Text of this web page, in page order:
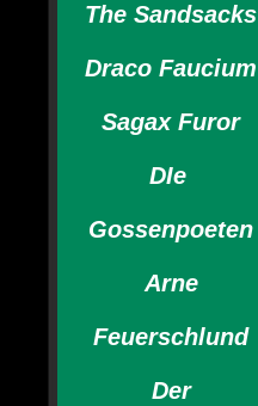
The Sandsacks
Draco Faucium
Sagax Furor
DIe
Gossenpoeten
Arne
Feuerschlund
Der